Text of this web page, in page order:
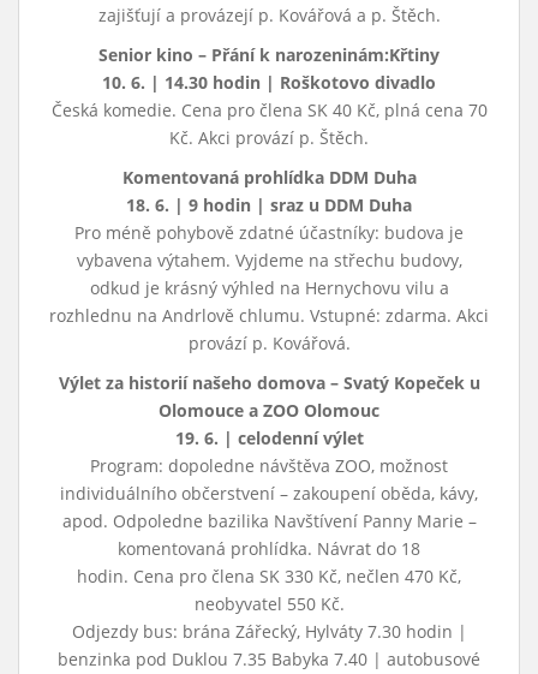
zajišťují a provázejí p. Kovářová a p. Štěch.
Senior kino – Přání k narozeninám:Křtiny
10. 6. | 14.30 hodin | Roškotovo divadlo
Česká komedie. Cena pro člena SK 40 Kč, plná cena 70
Kč. Akci provází p. Štěch.
Komentovaná prohlídka DDM Duha
18. 6. | 9 hodin | sraz u DDM Duha
Pro méně pohybově zdatné účastníky: budova je
vybavena výtahem. Vyjdeme na střechu budovy,
odkud je krásný výhled na Hernychovu vilu a
rozhlednu na Andrlově chlumu. Vstupné: zdarma. Akci
provází p. Kovářová.
Výlet za historií našeho domova – Svatý Kopeček u
Olomouce a ZOO Olomouc
19. 6. | celodenní výlet
Program: dopoledne návštěva ZOO, možnost
individuálního občerstvení – zakoupení oběda, kávy,
apod. Odpoledne bazilika Navštívení Panny Marie –
komentovaná prohlídka. Návrat do 18
hodin. Cena pro člena SK 330 Kč, nečlen 470 Kč,
neobyvatel 550 Kč.
Odjezdy bus: brána Zářecký, Hylváty 7.30 hodin |
benzinka pod Duklou 7.35 Babyka 7.40 | autobusové